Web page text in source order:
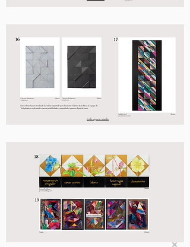
@adrianguerrerostudio
@suarezstudios